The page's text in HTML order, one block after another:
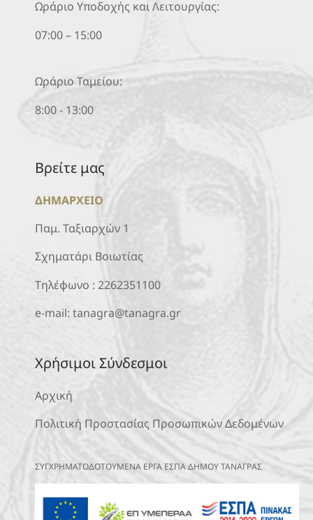
Ωράριο Υποδοχής και Λειτουργίας:
07:00 – 15:00
Ωράριο Ταμείου:
8:00 - 13:00
Βρείτε μας
ΔΗΜΑΡΧΕΙΟ
Παμ. Ταξιαρχών 1
Σχηματάρι Βοιωτίας
Τηλέφωνο : 2262351100
e-mail: tanagra@tanagra.gr
Χρήσιμοι Σύνδεσμοι
Αρχική
Πολιτική Προστασίας Προσωπικών Δεδομένων
ΣΥΓΧΡΗΜΑΤΟΔΟΤΟΥΜΕΝΑ ΕΡΓΑ ΕΣΠΑ ΔΗΜΟΥ ΤΑΝΑΓΡΑΣ